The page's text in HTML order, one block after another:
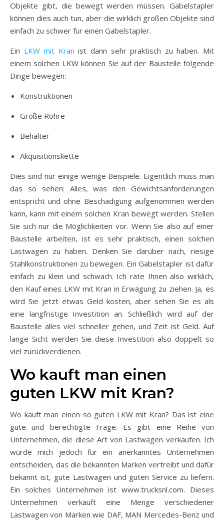
Objekte gibt, die bewegt werden müssen. Gabelstapler
können dies auch tun, aber die wirklich großen Objekte sind
einfach zu schwer für einen Gabelstapler.
Ein LKW mit Kran ist dann sehr praktisch zu haben. Mit
einem solchen LKW können Sie auf der Baustelle folgende
Dinge bewegen:
Konstruktionen
Große Rohre
Behälter
Akquisitionskette
Dies sind nur einige wenige Beispiele. Eigentlich muss man
das so sehen: Alles, was den Gewichtsanforderungen
entspricht und ohne Beschädigung aufgenommen werden
kann, kann mit einem solchen Kran bewegt werden. Stellen
Sie sich nur die Möglichkeiten vor. Wenn Sie also auf einer
Baustelle arbeiten, ist es sehr praktisch, einen solchen
Lastwagen zu haben. Denken Sie darüber nach, riesige
Stahlkonstruktionen zu bewegen. Ein Gabelstapler ist dafür
einfach zu klein und schwach. Ich rate Ihnen also wirklich,
den Kauf eines LKW mit Kran in Erwägung zu ziehen. Ja, es
wird Sie jetzt etwas Geld kosten, aber sehen Sie es als
eine langfristige Investition an. Schließlich wird auf der
Baustelle alles viel schneller gehen, und Zeit ist Geld. Auf
lange Sicht werden Sie diese Investition also doppelt so
viel zurückverdienen.
Wo kauft man einen
guten LKW mit Kran?
Wo kauft man einen so guten LKW mit Kran? Das ist eine
gute und berechtigte Frage. Es gibt eine Reihe von
Unternehmen, die diese Art von Lastwagen verkaufen. Ich
würde mich jedoch für ein anerkanntes Unternehmen
entscheiden, das die bekannten Marken vertreibt und dafür
bekannt ist, gute Lastwagen und guten Service zu liefern.
Ein solches Unternehmen ist www.trucksnl.com. Dieses
Unternehmen verkauft eine Menge verschiedener
Lastwagen von Marken wie DAF, MAN Mercedes-Benz und